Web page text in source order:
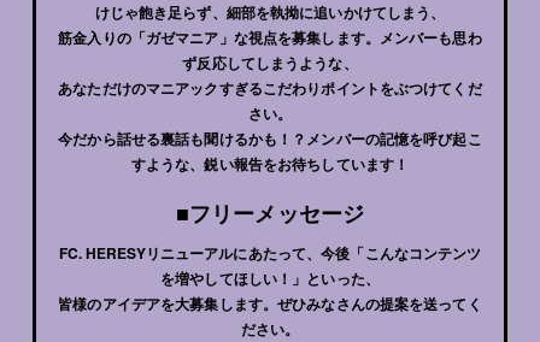
けじゃ飽き足らず、細部を執拗に追いかけてしまう、
筋金入りの「ガゼマニア」な視点を募集します。メンバーも思わ
ず反応してしまうような、
あなただけのマニアックすぎるこだわりポイントをぶつけてくだ
さい。
今だから話せる裏話も聞けるかも！？メンバーの記憶を呼び起こ
すような、鋭い報告をお待ちしています！
■フリーメッセージ
FC. HERESYリニューアルにあたって、今後「こんなコンテンツ
を増やしてほしい！」といった、
皆様のアイデアを大募集します。ぜひみなさんの提案を送ってく
ださい。